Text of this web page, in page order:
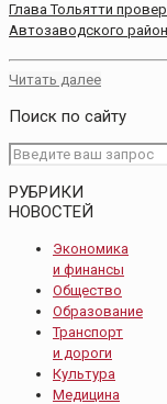
Глава Тольятти
Автозаводского
Читать далее
Поиск по сайту
РУБРИКИ
НОВОСТЕЙ
Экономика
и финансы
Общество
Образование
Транспорт
и дороги
Культура
Медицина